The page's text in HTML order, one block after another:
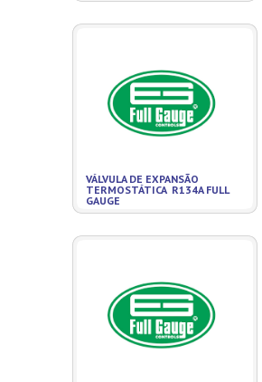
VÁLVULA DE EXPANSÃO
TERMOSTÁTICA R134A FULL
GAUGE